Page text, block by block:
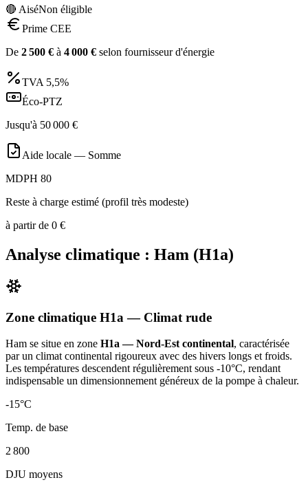
🔴 AiséNon éligible
Prime CEE
De 2 500 € à 4 000 € selon fournisseur d'énergie
TVA 5,5%
Éco-PTZ
Jusqu'à 50 000 €
Aide locale — Somme
MDPH 80
Reste à charge estimé (profil très modeste)
à partir de 0 €
Analyse climatique : Ham (H1a)
Zone climatique H1a — Climat rude
Ham se situe en zone H1a — Nord-Est continental, caractérisée
par un climat continental rigoureux avec des hivers longs et froids.
Les températures descendent régulièrement sous -10°C, rendant
indispensable un dimensionnement généreux de la pompe à chaleur.
-15°C
Temp. de base
2 800
DJU moyens